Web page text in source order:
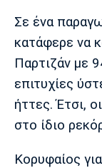
Πολιτισμός
Τραγούδια
Cine Spot
Running
Πρόγραμμα
Σε ένα
κατάφερε να
Παρτιζάν με
επιτυχίες
ήττες. Έτσι,
στο ίδιο
Κορυφαίος